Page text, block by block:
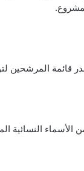
قائمة المرشحين
النسائية